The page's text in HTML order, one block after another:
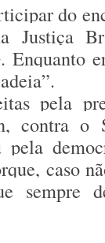
do
Justiça
. Enquanto
pela
contra
pela
caso
sempre